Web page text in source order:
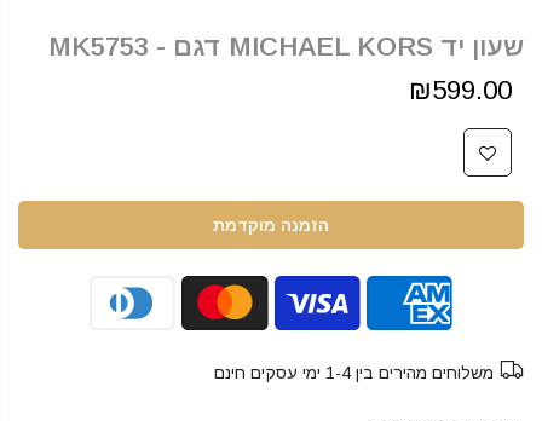
שעון יד MICHAEL KORS דגם - MK5753
₪599.00
הזמנה מוקדמת
משלוחים מהירים בין 1-4 ימי עסקים חינם